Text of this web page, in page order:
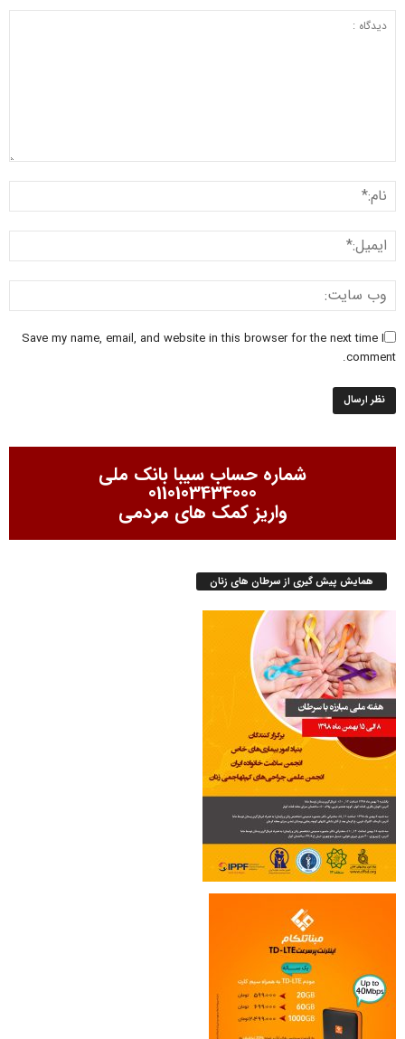
Save my name, email, and website in this browser for the next time I
comment.
شماره حساب سیبا بانک ملی
0110103434000
واریز کمک های مردمی
همایش پیش گیری از سرطان های زنان